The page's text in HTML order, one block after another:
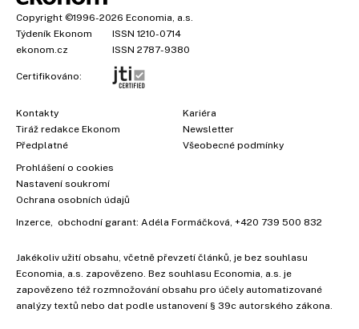
Copyright ©1996-2026 Economia, a.s.
Týdeník Ekonom
ISSN 1210-0714
ekonom.cz
ISSN 2787-9380
Certifikováno:
Kontakty
Tiráž redakce Ekonom
Předplatné
Kariéra
Newsletter
Všeobecné podmínky
Prohlášení o cookies
Nastavení soukromí
Ochrana osobních údajů
Inzerce , obchodní garant: Adéla Formáčková +420 739 500 832
Jakékoliv užití obsahu, včetně převzetí článků, je bez souhlasu
Economia, a.s. zapovězeno. Bez souhlasu Economia, a.s. je
zapovězeno též rozmnožování obsahu pro účely automatizované
analýzy textů nebo dat podle ustanovení § 39c autorského zákona.